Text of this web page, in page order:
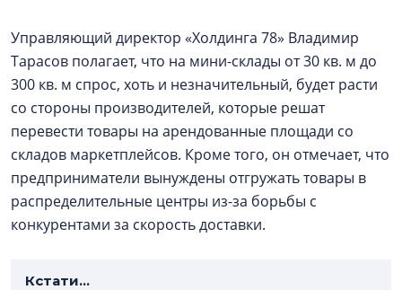
Управляющий директор «Холдинга 78» Владимир
Тарасов полагает, что на мини-склады от 30 кв. м до
300 кв. м спрос, хоть и незначительный, будет расти
со стороны производителей, которые решат
перевести товары на арендованные площади со
складов маркетплейсов. Кроме того, он отмечает, что
предприниматели вынуждены отгружать товары в
распределительные центры из-за борьбы с
конкурентами за скорость доставки.
Кстати…